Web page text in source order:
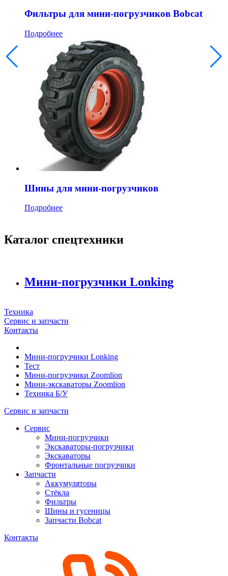
Фильтры для мини-погрузчиков Bobcat
Подробнее
Шины для мини-погрузчиков
Подробнее
Каталог спецтехники
Мини-погрузчики Lonking
Техника
Сервис и запчасти
Контакты
Мини-погрузчики Lonking
Тест
Мини-погрузчики Zoomlion
Мини-экскаваторы Zoomlion
Техника Б/У
Сервис и запчасти
Сервис
Мини-погрузчики
Экскаваторы-погрузчики
Экскаваторы
Фронтальные погрузчики
Запчасти
Аккумуляторы
Стёкла
Фильтры
Шины и гусеницы
Запчасти Bobcat
Контакты